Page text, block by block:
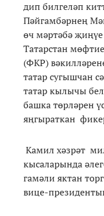
дип билгеләп
Пәйгамбәрнең
өч мәртәбә
Татарстан
(ФКР)
татар сугышчан
татар кылычы
башка төрләрен
яңгыраткан
Камил хәзрәт
кысаларында
гамәли яктан
вице-